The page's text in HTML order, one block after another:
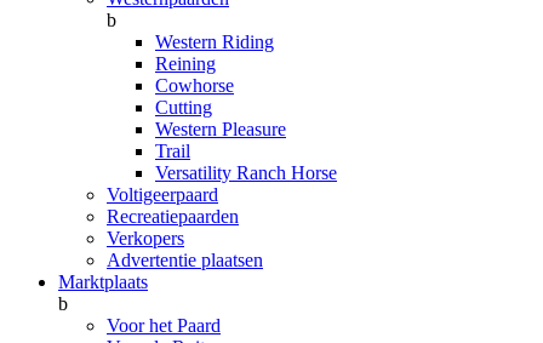
b
Western Riding
Reining
Cowhorse
Cutting
Western Pleasure
Trail
Versatility Ranch Horse
Voltigeerpaard
Recreatiepaarden
Verkopers
Advertentie plaatsen
Marktplaats
b
Voor het Paard